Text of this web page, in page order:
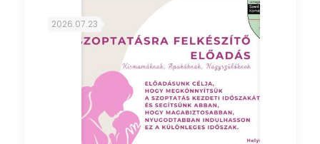
Anyatejes
Táplálás
Világnapja
2026.07.23